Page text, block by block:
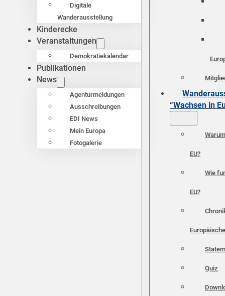
Digitale
Wanderausstellung
Kinderecke
Veranstaltungen
Demokratiekalendar
Publikationen
News
Agenturmeldungen
Ausschreibungen
EDI News
Mein Europa
Fotogalerie
“Wachsen in
EU?
Wie
EU?
Quiz